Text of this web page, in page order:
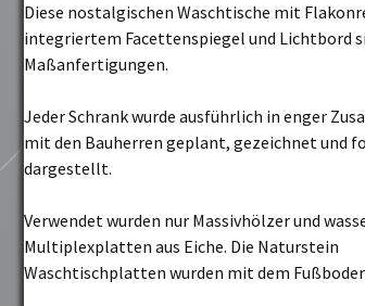
Diese nostalgischen Waschtische mit
integriertem Facettenspiegel und Lichtbord
Maßanfertigungen.
Jeder Schrank wurde ausführlich in enger
mit den Bauherren geplant, gezeichnet und
dargestellt.
Verwendet wurden nur Massivhölzer und
Multiplexplatten aus Eiche. Die Naturstein
Waschtischplatten wurden mit dem